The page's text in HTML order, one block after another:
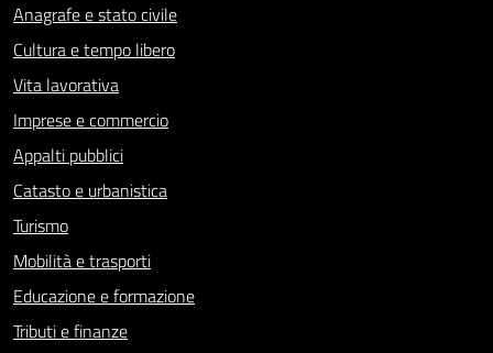
Anagrafe e stato civile
Cultura e tempo libero
Vita lavorativa
Imprese e commercio
Appalti pubblici
Catasto e urbanistica
Turismo
Mobilità e trasporti
Educazione e formazione
Tributi e finanze